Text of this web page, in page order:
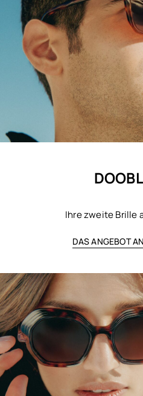
Ihre zweite Brille
DAS ANGEBOT